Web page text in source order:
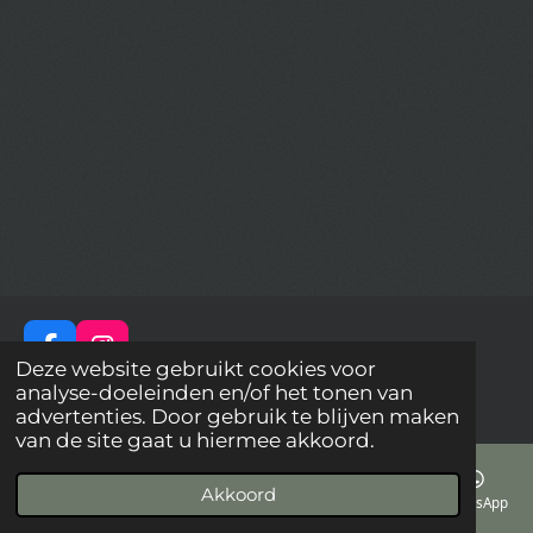
Deze website gebruikt cookies voor
analyse-doeleinden en/of het tonen van
advertenties. Door gebruik te blijven maken
van de site gaat u hiermee akkoord.
Akkoord
a
c
e
b
o
k
I
n
s
t
a
g
a
© 2023 - 2026 Biekkies
Powered by JouwWeb
Telefoonnummer WhatsApp